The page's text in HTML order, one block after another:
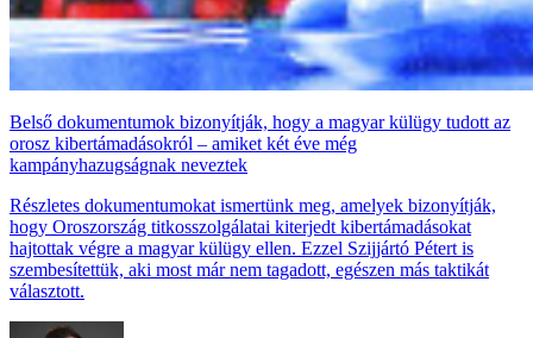
Belső dokumentumok bizonyítják, hogy a magyar külügy tudott az
orosz kibertámadásokról – amiket két éve még
kampányhazugságnak neveztek
Részletes dokumentumokat ismertünk meg, amelyek bizonyítják,
hogy Oroszország titkosszolgálatai kiterjedt kibertámadásokat
hajtottak végre a magyar külügy ellen. Ezzel Szijjártó Pétert is
szembesítettük, aki most már nem tagadott, egészen más taktikát
választott.